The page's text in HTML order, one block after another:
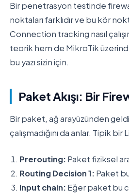
Bir penetrasyon testinde
noktaları farklıdır ve bu kör
Connection tracking nasıl
teorik hem de MikroTik
bu yazı sizin için.
Paket Akışı: Bir
Bir paket, ağ arayüzünden
çalışmadığını da anlar. Tipik
Prerouting: Paket fiziksel
Routing Decision 1: Paket
Input chain: Eğer paket bu